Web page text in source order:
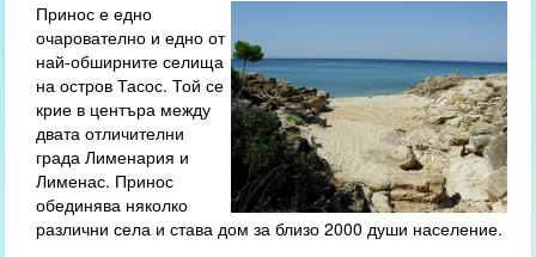
Принос е едно
очарователно и едно от
най-обширните селища
на остров Тасос. Той се
крие в центъра между
двата отличителни
града Лименария и
Лименас. Принос
обединява няколко
различни села и става дом за близо 2000 души население.